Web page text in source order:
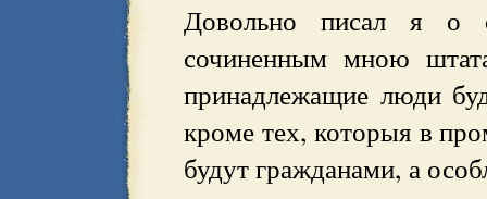
Довольно писал я о
сочиненным мною
принадлежащие люди
кроме тех, которыя в
будут гражданами, а